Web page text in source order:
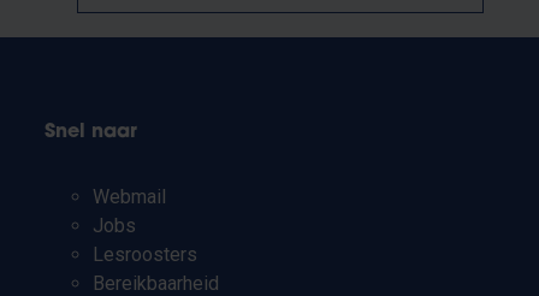
Snel naar
Webmail
Jobs
Lesroosters
Bereikbaarheid